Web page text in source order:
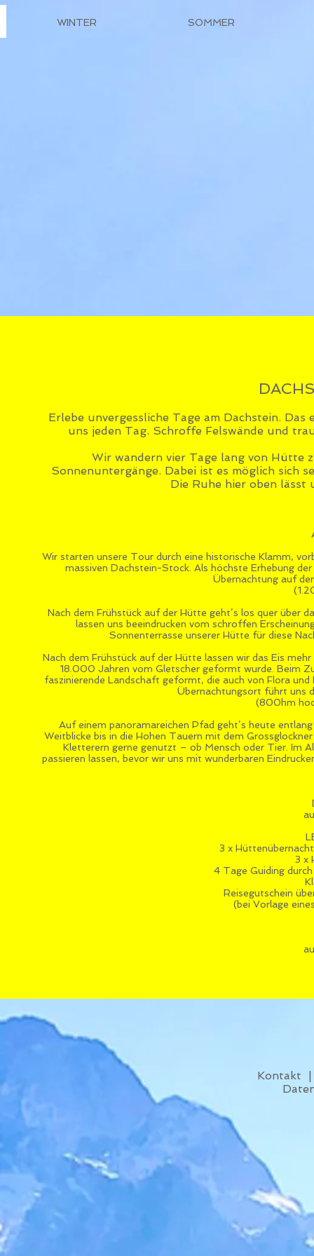
WINTER SOMMER
Erlebe unvergessliche Tage am Dachstein.
uns jeden Tag. Schroffe Felswände und
Wir wandern vier Tage lang von Hütte
Sonnenuntergänge. Dabei ist es möglich sich
Die Ruhe hier oben lässt
Wir starten unsere Tour durch eine historische Klamm,
massiven Dachstein-Stock. Als höchste Erhebung
Übernachtung auf
Nach dem Frühstück auf der Hütte geht’s los quer über
lassen uns beeindrucken vom schroffen
Sonnenterrasse unserer Hütte für diese
Nach dem Frühstück auf der Hütte lassen wir das Eis
18.000 Jahren vom Gletscher geformt wurde. Beim
faszinierende Landschaft geformt, die auch von Flora
Übernachtungsort führt uns
(800hm
Auf einem panoramareichen Pfad geht’s heute
Weitblicke bis in die Hohen Tauern mit dem
Kletterern gerne genutzt – ob Mensch oder Tier. Im
passieren lassen, bevor wir uns mit wunderbaren
3 x
3 x
4 Tage Guiding
Reisegutschein
(bei Vorlage
Kontakt